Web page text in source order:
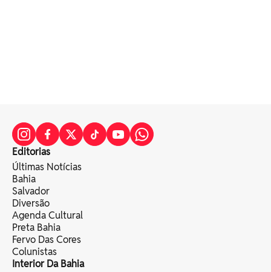
Editorias
Últimas Notícias
Bahia
Salvador
Diversão
Agenda Cultural
Preta Bahia
Fervo Das Cores
Colunistas
Interior Da Bahia